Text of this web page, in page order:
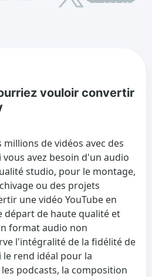
vouloir convertir
millions de vidéos avec des
vous avez besoin d'un audio
studio, pour le montage,
ou des projets
une vidéo YouTube en
départ de haute qualité et
format audio non
l'intégralité de la fidélité de
le rend idéal pour la
podcasts, la composition